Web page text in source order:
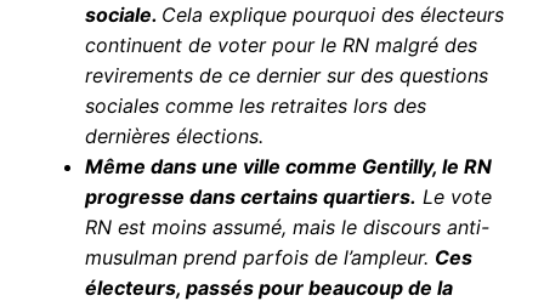
sociale. Cela explique pourquoi des électeurs
continuent de voter pour le RN malgré des
revirements de ce dernier sur des questions
sociales comme les retraites lors des
dernières élections.
Même dans une ville comme Gentilly, le RN
progresse dans certains quartiers. Le vote
RN est moins assumé, mais le discours anti-
musulman prend parfois de l’ampleur. Ces
électeurs, passés pour beaucoup de la